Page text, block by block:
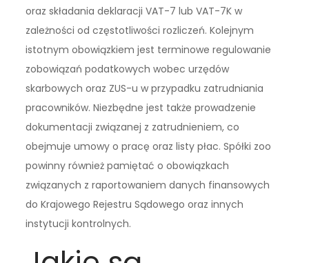
oraz składania deklaracji VAT-7 lub VAT-7K w
zależności od częstotliwości rozliczeń. Kolejnym
istotnym obowiązkiem jest terminowe regulowanie
zobowiązań podatkowych wobec urzędów
skarbowych oraz ZUS-u w przypadku zatrudniania
pracowników. Niezbędne jest także prowadzenie
dokumentacji związanej z zatrudnieniem, co
obejmuje umowy o pracę oraz listy płac. Spółki zoo
powinny również pamiętać o obowiązkach
związanych z raportowaniem danych finansowych
do Krajowego Rejestru Sądowego oraz innych
instytucji kontrolnych.